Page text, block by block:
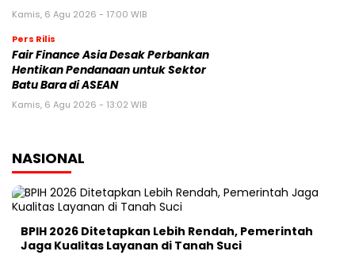
POLITIK
Kasus Kuota Haji Rp1 Triliun, KPK Cegah Eks Menag
Gus Yaqut Bepergian
Forum Purnawirawan TNI Kirim Surat Pemakzulan
Gibran Rakabuming, Jokowi: Biasa dalam
Demokrasi
7 Juni 2025 | 06:47 WIB
Ketua DPR Puan Maharani Minta Pemerintah
Bubarkan Ormas Premanisme di Indonesia